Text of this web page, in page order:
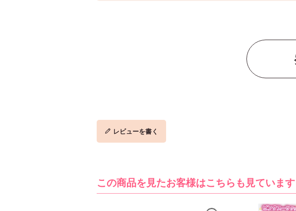
レビューを書く
この商品を見たお客様はこちらも見ています